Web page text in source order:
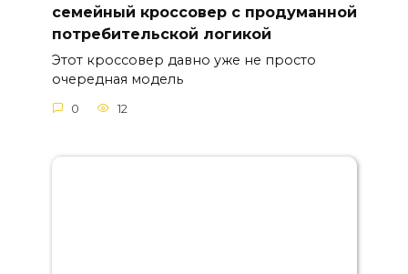
семейный кроссовер с продуманной
потребительской логикой
Этот кроссовер давно уже не просто
очередная модель
0 12